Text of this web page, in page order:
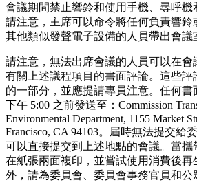
會議期間禁止響鈴和使用手機、尋呼機
請注意，主席可以命令將任何負責響
其他類似發聲電子設備的人員帶出會議
請注意，無法出席會議的人員可以在會
有關上述議程項目的書面評論。這些
的一部分，並應提請專員注意。任何
下午 5:00 之前發送至：Commission
Environmental Department, 1155 Market
Francisco, CA 94103。屆時無法提交給
可以直接提交到上述地點的會議。當
在紙張兩面複印，並嘗試使用消費後再
外，請為委員會、委員會事務官員和公